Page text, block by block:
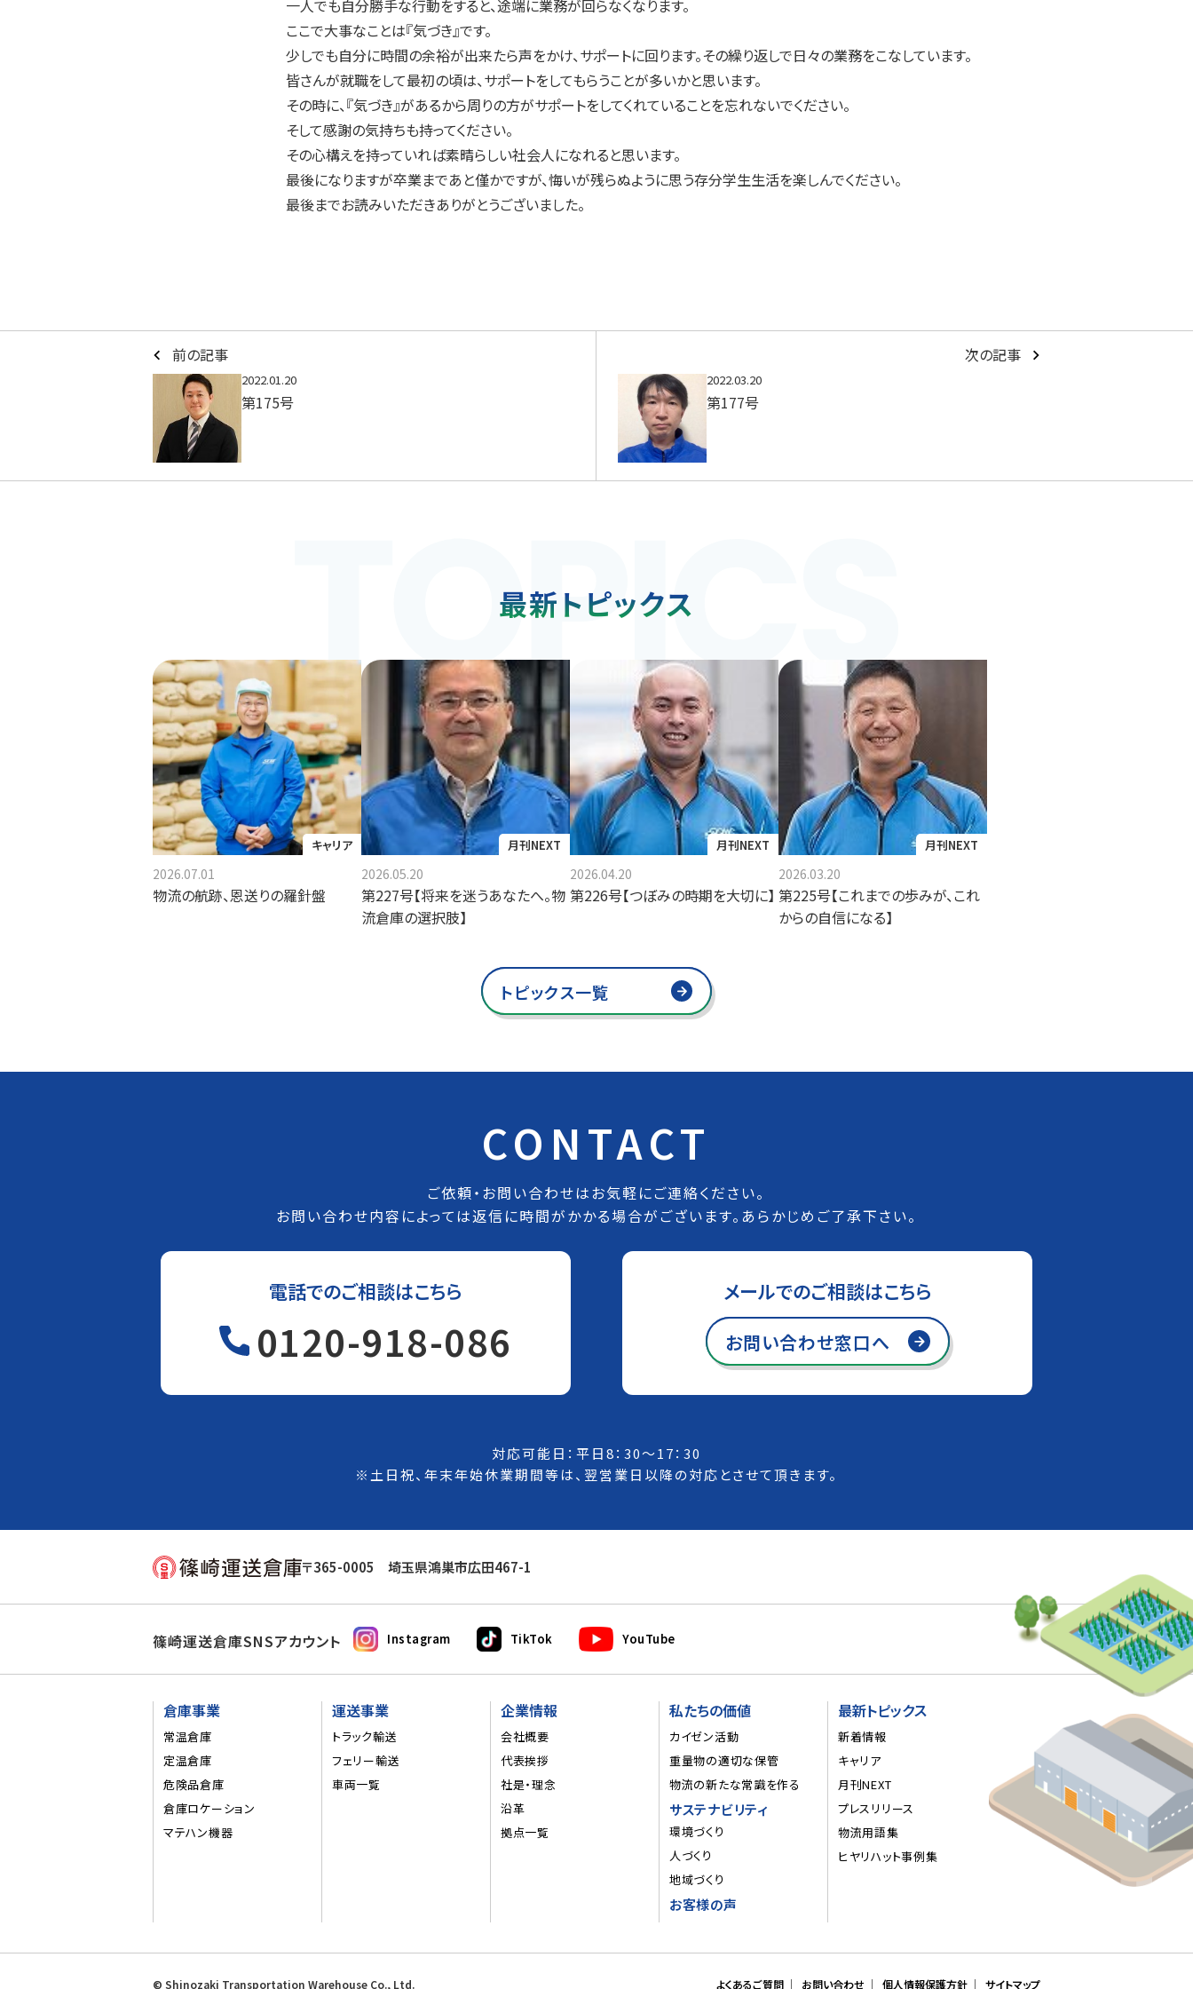
一人でも自分勝手な行動をすると、途端に業務が回らなくなります。
ここで大事なことは『気づき』です。
少しでも自分に時間の余裕が出来たら声をかけ、サポートに回ります。その繰り返しで日々の業務をこなしています。
皆さんが就職をして最初の頃は、サポートをしてもらうことが多いかと思います。
その時に、『気づき』があるから周りの方がサポートをしてくれていることを忘れないでください。
そして感謝の気持ちも持ってください。
その心構えを持っていれば素晴らしい社会人になれると思います。
最後になりますが卒業まであと僅かですが、悔いが残らぬように思う存分学生生活を楽しんでください。
最後までお読みいただきありがとうございました。
前の記事
2022.01.20
第175号
次の記事
2022.03.20
第177号
最新トピックス
キャリア
2026.07.01
物流の航跡、恩送りの羅針盤
月刊NEXT
2026.05.20
第227号【将来を迷うあなたへ。物
流倉庫の選択肢】
月刊NEXT
2026.04.20
第226号【つぼみの時期を大切に】
月刊NEXT
2026.03.20
第225号【これまでの歩みが、これ
からの自信になる】
トピックス一覧
CONTACT
ご依頼・お問い合わせはお気軽にご連絡ください。
お問い合わせ内容によっては返信に時間がかかる場合がございます。あらかじめご了承下さい。
電話でのご相談はこちら
0120-918-086
メールでのご相談はこちら
お問い合わせ窓口へ
対応可能日：平日8：30～17：30
※土日祝、年末年始休業期間等は、翌営業日以降の対応とさせて頂きます。
〒365-0005 埼玉県鴻巣市広田467-1
篠崎運送倉庫SNSアカウント Instagram TikTok YouTube
倉庫事業
常温倉庫
定温倉庫
危険品倉庫
倉庫ロケーション
マテハン機器
運送事業
トラック輸送
フェリー輸送
車両一覧
企業情報
会社概要
代表挨拶
社是・理念
沿革
拠点一覧
私たちの価値
カイゼン活動
重量物の適切な保管
物流の新たな常識を作る
サステナビリティ
環境づくり
人づくり
地域づくり
お客様の声
最新トピックス
新着情報
キャリア
月刊NEXT
プレスリリース
物流用語集
ヒヤリハット事例集
よくあるご質問 お問い合わせ 個人情報保護方針 サイトマップ
© Shinozaki Transportation Warehouse Co., Ltd.